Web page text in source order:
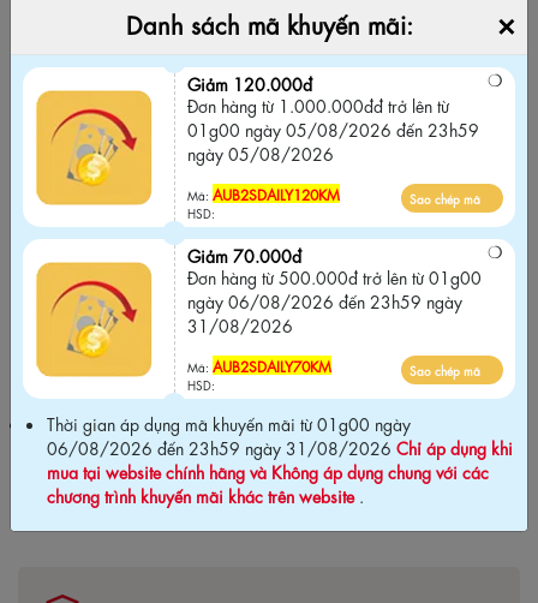
Giảm 120.000đ
Đơn hàng từ 1.000.000đđ trở lên từ 01g00
ngày 05/08/2026 đến 23h59 ngày
05/08/2026
Mã:AUB2SDAILY120KM
HSD:
Giảm 70.000đ
Đơn hàng từ 500.000đ trở lên từ 01g00
ngày 06/08/2026 đến 23h59 ngày
31/08/2026
Mã: AUB2SDAILY70KM
HSD:
Thời gian áp dụng mã khuyến mãi từ 01g00 ngày 06/08/2026
đến 23h59 ngày 31/08/2026Chỉ áp dụng khi mua tại website
chính hãng và Không áp dụng chung với các chương trình khuyến
mãi khác trên website .
Danh sách mã khuyến mãi: ×
Giảm 120.000đ
Đơn hàng từ 1.000.000đđ trở lên từ
01g00 ngày 05/08/2026 đến 23h59
ngày 05/08/2026
Mã: AUB2SDAILY120KM
HSD:
Sao chép mã
Giảm 70.000đ
Đơn hàng từ 500.000đ trở lên từ 01g00
ngày 06/08/2026 đến 23h59 ngày
31/08/2026
Mã: AUB2SDAILY70KM
HSD:
Sao chép mã
Thời gian áp dụng mã khuyến mãi từ 01g00 ngày
06/08/2026 đến 23h59 ngày 31/08/2026 Chỉ áp dụng khi
mua tại website chính hãng và Không áp dụng chung với các
chương trình khuyến mãi khác trên website